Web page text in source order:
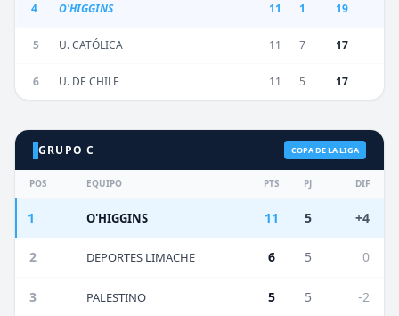
4 O'HIGGINS 11 1 19
5 U. CATÓLICA 11 7 17
6 U. DE CHILE 11 5 17
GRUPO C COPA DE LA LIGA
POS EQUIPO PTS PJ DIF
1 O'HIGGINS 11 5 +4
2 DEPORTES LIMACHE 6 5 0
3 PALESTINO 5 5 -2